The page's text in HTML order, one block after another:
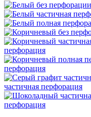
перфорация
перфорация
частичная перфорация
перфорация